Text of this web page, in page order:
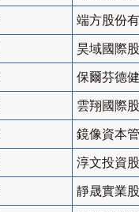
端方股份
昊域國際
保爾芬德
雲翔國際
鏡像資本
淳文投資
靜晟實業